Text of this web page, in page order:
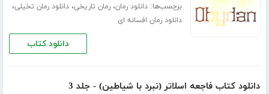
برچسب‌ها:دانلود رمان،رمان تاریخی،دانلود رمان تخیلی،
دانلود رمان افسانه ای
دانلود کتاب
دانلود کتاب فاجعه اسلاتر (نبرد با شیاطین) - جلد 3